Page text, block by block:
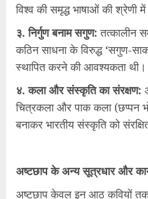
विश्व की समृद्ध भाषाओं की श्रेणी
३. निर्गुण बनाम सगुण: तत्कालीन
कठिन साधना के विरुद्ध ‘सगुण-
स्थापित करने की आवश्यकता थी।
४. कला और संस्कृति का संरक्षण:
चित्रकला और पाक कला (छप्पन
बनाकर भारतीय संस्कृति को
अष्टछाप के अन्य सूत्रधार और
अष्टछाप केवल इन आठ कवियों